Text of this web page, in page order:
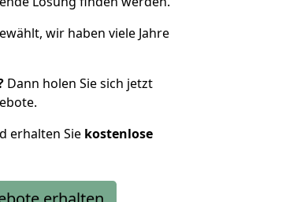
wir haben viele Jahre
Dann holen Sie sich jetzt
erhalten Sie kostenlose